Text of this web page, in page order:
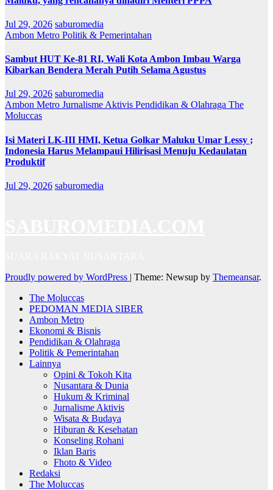
Jul 29, 2026 saburomedia
Ambon Metro Politik & Pemerintahan
Sambut HUT Ke-81 RI, Wali Kota Ambon Imbau Warga
Kibarkan Bendera Merah Putih Selama Agustus
Jul 29, 2026 saburomedia
Ambon Metro Jurnalisme Aktivis Pendidikan & Olahraga The
Moluccas
Isi Materi LK-III HMI, Ketua Golkar Maluku Umar Lessy ;
Indonesia Harus Melampaui Hilirisasi Menuju Kedaulatan
Produktif
Jul 29, 2026 saburomedia
Proudly powered by WordPress | Theme: Newsup by Themeansar.
The Moluccas
PEDOMAN MEDIA SIBER
Ambon Metro
Ekonomi & Bisnis
Pendidikan & Olahraga
Politik & Pemerintahan
Lainnya
Opini & Tokoh Kita
Nusantara & Dunia
Hukum & Kriminal
Jurnalisme Aktivis
Wisata & Budaya
Hiburan & Kesehatan
Konseling Rohani
Iklan Baris
Fhoto & Video
Redaksi
The Moluccas